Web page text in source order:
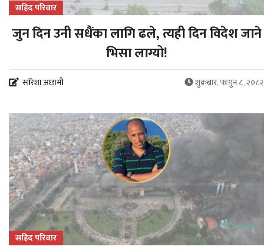
सहिद परिवार
जुन दिन उनी सधैंका लागि ढले, त्यही दिन विदेश जाने
भिसा लाग्यो!
सरिशा अछामी शुक्रबार, फागुन ८, २०८२
सहिद परिवार